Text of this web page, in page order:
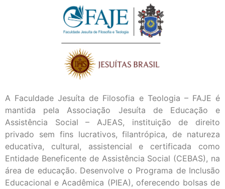
A Faculdade Jesuíta de Filosofia e Teologia – FAJE é
mantida pela Associação Jesuíta de Educação e
Assistência Social – AJEAS, instituição de direito
privado sem fins lucrativos, filantrópica, de natureza
educativa, cultural, assistencial e certificada como
Entidade Beneficente de Assistência Social (CEBAS), na
área de educação. Desenvolve o Programa de Inclusão
Educacional e Acadêmica (PIEA), oferecendo bolsas de